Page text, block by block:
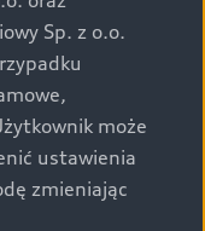
sprzedaży, a
Zastrzegamy
informacje
na dzień ich
Partnerem Marki
Sp. z o.o.
może
ustawienia
zmieniając